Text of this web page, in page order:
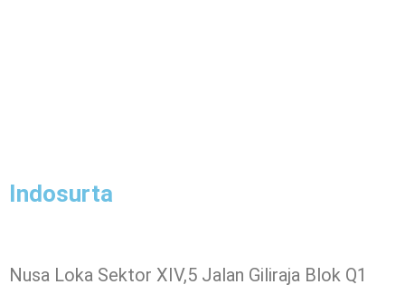
Indosurta
Nusa Loka Sektor XIV,5 Jalan Giliraja Blok Q1